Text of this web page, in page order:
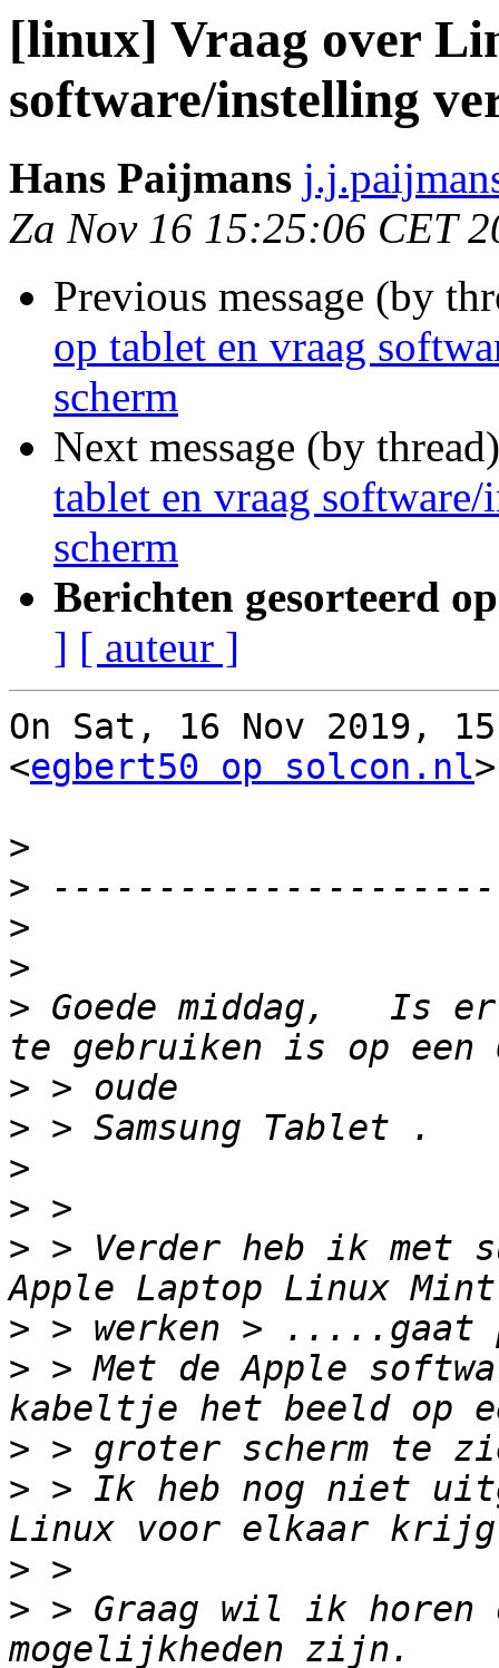
[linux] Vraag over
software/instelling
Hans Paijmans
Za Nov 16 15:25:06 CET
Previous message (by
op tablet en vraag
scherm
Next message (by
tablet en vraag
scherm
Berichten gesorteerd
] [ auteur ]
On Sat, 16 Nov 2019,
<egbert50 op solcon.nl
>
>
>
>
> Goede middag,   Is
>
>
>
>
> > Verder heb ik met
>
> > Met de Apple
>
> > Ik heb nog niet
>
> > Graag wil ik horen